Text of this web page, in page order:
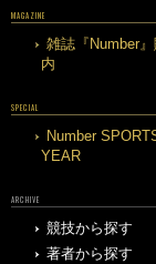
MAGAZINE
雑誌『Number
内
SPECIAL
Number
YEAR
ARCHIVE
競技から探す
著者から探す